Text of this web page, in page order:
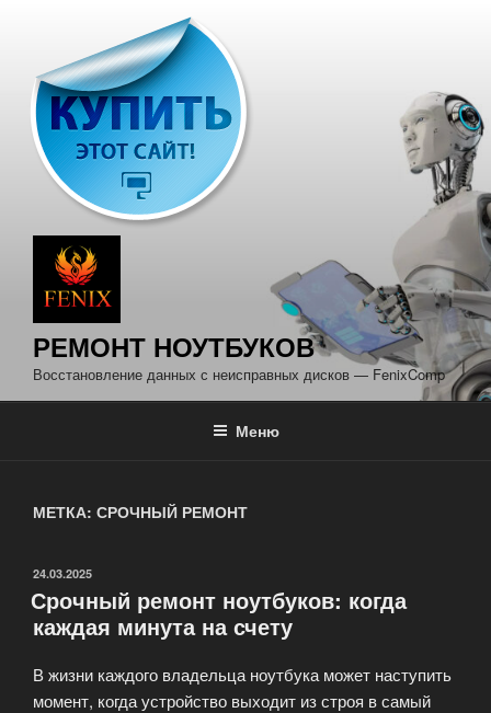
содержимому
РЕМОНТ НОУТБУКОВ
Восстановление данных с неисправных дисков — FenixComp
Меню
МЕТКА: СРОЧНЫЙ РЕМОНТ
ОПУБЛИКОВАНО
24.03.2025
Срочный ремонт ноутбуков: когда
каждая минута на счету
В жизни каждого владельца ноутбука может наступить
момент, когда устройство выходит из строя в самый